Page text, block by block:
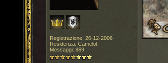
Registrazione: 26-12-2006
Residenza: Camelot
Messaggi: 869